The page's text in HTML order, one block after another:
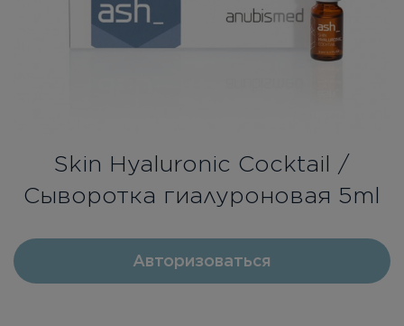
Бесплатная консультация
Skin Hyaluronic Cocktail /
Сыворотка гиалуроновая 5ml
Авторизоваться